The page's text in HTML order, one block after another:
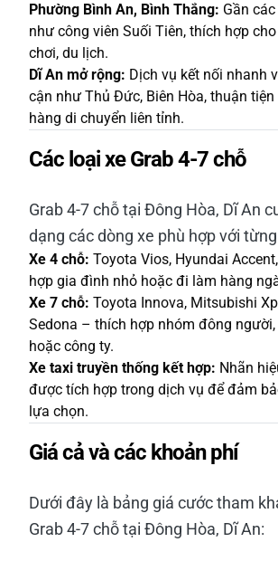
Phường Bình An, Bình Thắng: Gần
như công viên Suối Tiên, thích hợp
chơi, du lịch.
Dĩ An mở rộng: Dịch vụ kết nối nhanh
cận như Thủ Đức, Biên Hòa, thuận tiện
hàng di chuyển liên tỉnh.
Các loại xe Grab 4-7 chỗ
Grab 4-7 chỗ tại Đông Hòa, Dĩ An
dạng các dòng xe phù hợp với
Xe 4 chỗ: Toyota Vios, Hyundai
hợp gia đình nhỏ hoặc đi làm hàng
Xe 7 chỗ: Toyota Innova, Mitsubishi
Sedona – thích hợp nhóm đông
hoặc công ty.
Xe taxi truyền thống kết hợp: Nhãn
được tích hợp trong dịch vụ để đảm
lựa chọn.
Giá cả và các khoản phí
Dưới đây là bảng giá cước tham
Grab 4-7 chỗ tại Đông Hòa, Dĩ An: